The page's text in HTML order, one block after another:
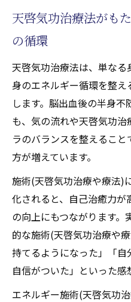
天啓気功治療法がも
の循環
天啓気功治療法は、単な
身のエネルギー循環を整
します。脳出血後の半身
も、気の流れや天啓気功
ラのバランスを整えるこ
方が増えています。
施術(天啓気功治療や療法)
化されると、自己治癒力
の向上にもつながります
的な施術(天啓気功治療や
持てるようになった」「
自信がついた」といった感
エネルギー施術(天啓気功